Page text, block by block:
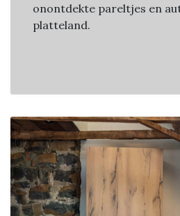
onontdekte pareltjes en
platteland.